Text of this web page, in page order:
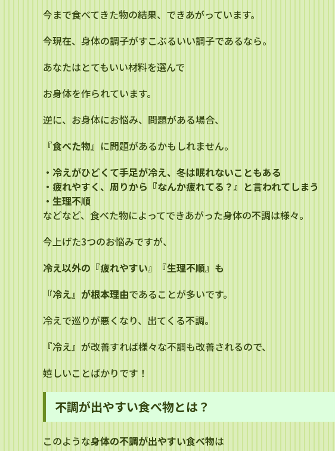
今まで食べてきた物の結果、できあがっています。
今現在、身体の調子がすこぶるいい調子であるなら。
あなたはとてもいい材料を選んで
お身体を作られています。
逆に、お身体にお悩み、問題がある場合、
『食べた物』に問題があるかもしれません。
・冷えがひどくて手足が冷え、冬は眠れないこともある
・疲れやすく、周りから『なんか疲れてる？』と言われてしまう
・生理不順
などなど、食べた物によってできあがった身体の不調は様々。
今上げた3つのお悩みですが、
冷え以外の『疲れやすい』『生理不順』も
『冷え』が根本理由であることが多いです。
冷えで巡りが悪くなり、出てくる不調。
『冷え』が改善すれば様々な不調も改善されるので、
嬉しいことばかりです！
不調が出やすい食べ物とは？
このような身体の不調が出やすい食べ物は